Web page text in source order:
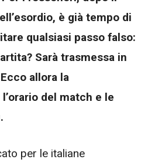
è già tempo di
qualsiasi passo falso:
Sarà trasmessa in
allora la
del match e le
per le italiane